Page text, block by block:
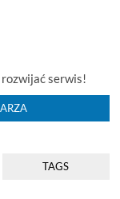
serwis!
TAGS